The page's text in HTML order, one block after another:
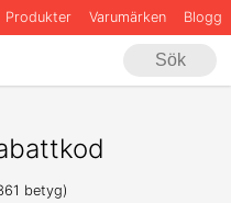
Produkter Varumärken Blogg
Sök
betyg)